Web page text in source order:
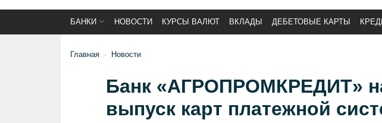
БАНКИ НОВОСТИ КУРСЫ ВАЛЮТ ВКЛАДЫ ДЕБЕТОВЫЕ КАРТЫ
Главная Новости
Банк «АГРОПРОМКРЕДИТ»
выпуск карт платежной